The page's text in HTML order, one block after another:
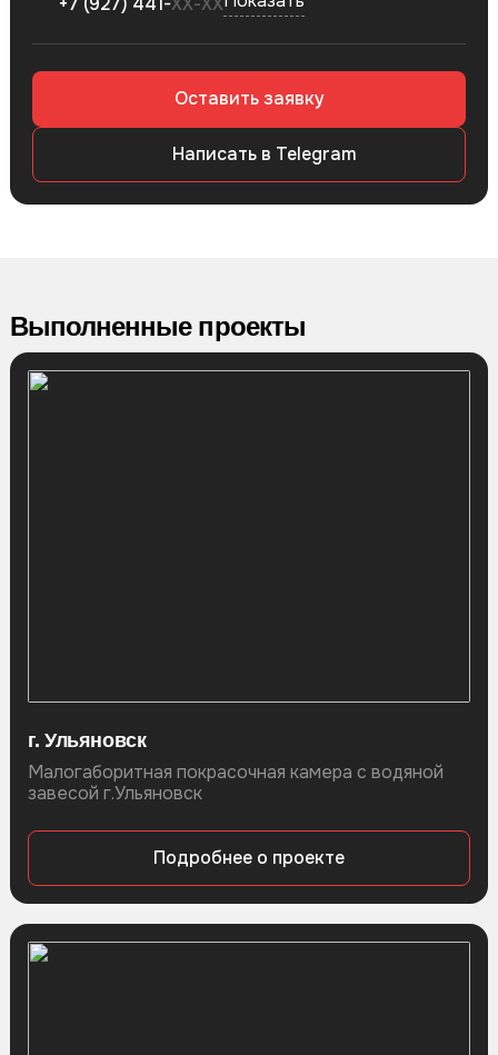
Оставить заявку
Написать в Telegram
Выполненные проекты
г. Ульяновск
Малогаборитная покрасочная камера с водяной
завесой г.Ульяновск
Подробнее о проекте